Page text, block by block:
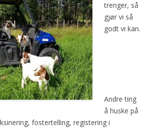
trenger, så
gjør vi så
godt vi kan.
Andre ting
å huske på
fostertelling, registering i